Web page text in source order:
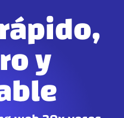
y